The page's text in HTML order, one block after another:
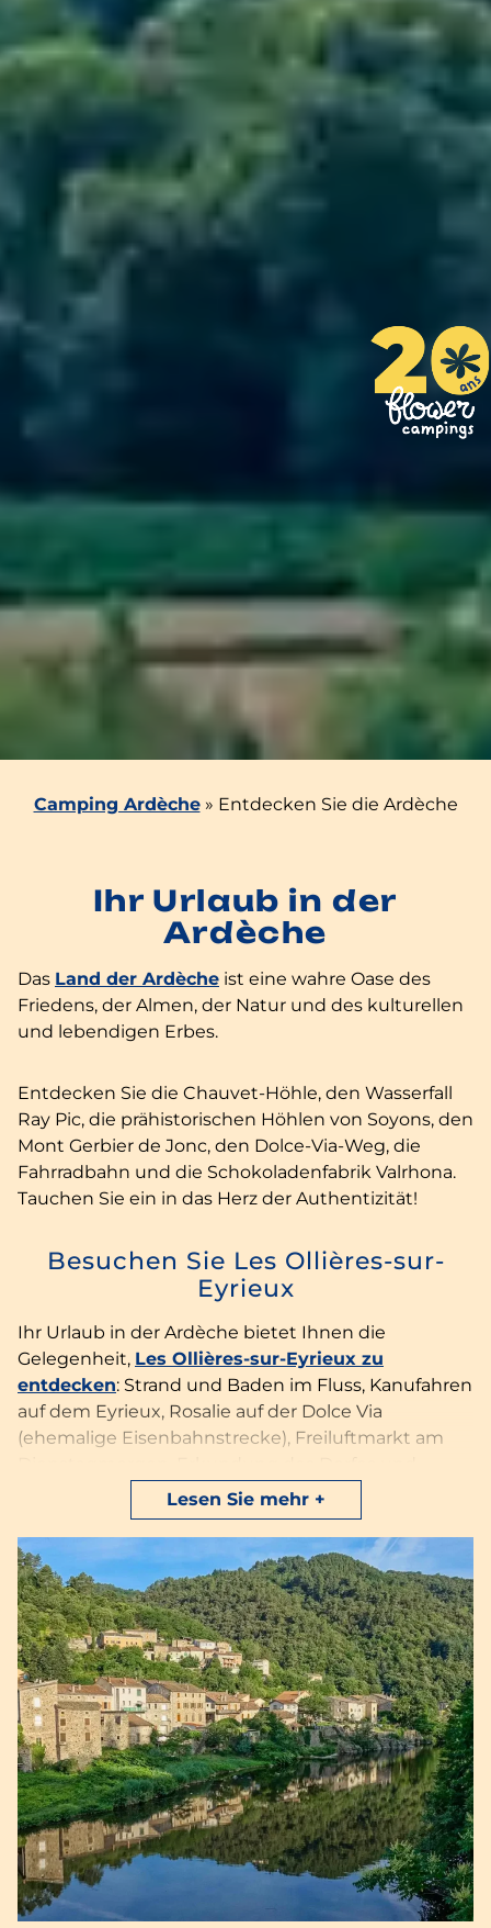
Camping Ardèche» Entdecken Sie die Ardèche
Ihr Urlaub in der
Ardèche
Das Land der Ardèche ist eine wahre Oase des
Friedens, der Almen, der Natur und des kulturellen
und lebendigen Erbes.
Entdecken Sie die Chauvet-Höhle, den Wasserfall
Ray Pic, die prähistorischen Höhlen von Soyons, den
Mont Gerbier de Jonc, den Dolce-Via-Weg, die
Fahrradbahn und die Schokoladenfabrik Valrhona.
Tauchen Sie ein in das Herz der Authentizität!
Besuchen Sie Les Ollières-sur-
Eyrieux
Lesen Sie mehr
Ihr Urlaub in der Ardèche bietet Ihnen die
Gelegenheit, Les Ollières-sur-Eyrieux zu
entdecken: Strand und Baden im Fluss, Kanufahren
auf dem Eyrieux, Rosalie auf der Dolce Via
(ehemalige Eisenbahnstrecke), Freiluftmarkt am
seiner Weiler mit der Familie. Nur einen
Katzensprung vomCampingplatz in der Ardèche
entfernt!
Tourismus in der mittelalterlichen
Stadt Chalençon
An Ideen für Besichtigungen und Tourismus
während Ihres Urlaubs in der Ardèche mangelt es
nicht!
Gehen Sie aufEntdeckungstour durch das
charmante und charaktervolle Dorf Chalençonim
Süden des Vernoux-Plateaus. Schöne Spaziergänge
und Fluchten durch die Gassen inmitten von
Steingebäuden mit Sprossenfenstern sind zu
entdecken. Jeder kann dieaußergewöhnlichen